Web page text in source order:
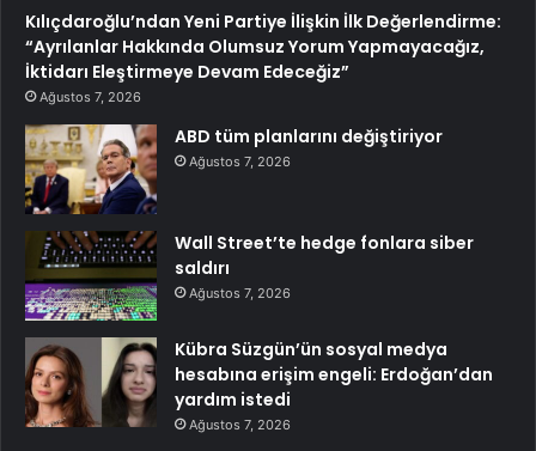
Kılıçdaroğlu’ndan Yeni Partiye İlişkin İlk Değerlendirme:
“Ayrılanlar Hakkında Olumsuz Yorum Yapmayacağız,
İktidarı Eleştirmeye Devam Edeceğiz”
Ağustos 7, 2026
ABD tüm planlarını değiştiriyor
Ağustos 7, 2026
Wall Street’te hedge fonlara siber
saldırı
Ağustos 7, 2026
Kübra Süzgün’ün sosyal medya
hesabına erişim engeli: Erdoğan’dan
yardım istedi
Ağustos 7, 2026